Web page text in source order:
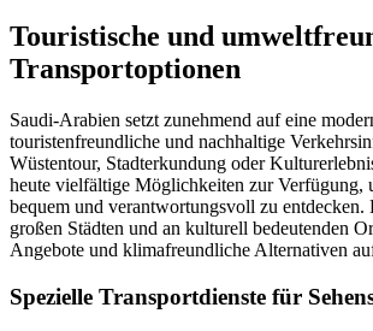
Touristische und
Transportoptionen
Saudi-Arabien setzt zunehmend auf eine
touristenfreundliche und nachhaltige
Wüstentour, Stadterkundung oder
heute vielfältige Möglichkeiten zur Verfügung,
bequem und verantwortungsvoll zu entdecken.
großen Städten und an kulturell bedeutenden
Angebote und klimafreundliche Alternativen
Spezielle Transportdienste für